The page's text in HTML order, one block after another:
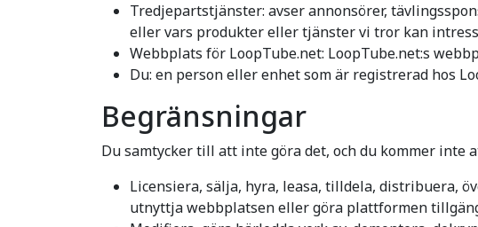
Tredjepartstjänster: avser annonsörer,
eller vars produkter eller tjänster vi tror kan
Webbplats för LoopTube.net: LoopTube.net:s
Du: en person eller enhet som är registrerad hos
Begränsningar
Du samtycker till att inte göra det, och du kommer inte
Licensiera, sälja, hyra, leasa, tilldela, distribuera,
utnyttja webbplatsen eller göra plattformen